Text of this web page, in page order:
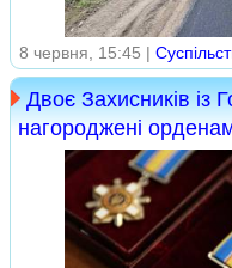
8 червня, 15:45 |
Двоє Захисників із
нагороджені